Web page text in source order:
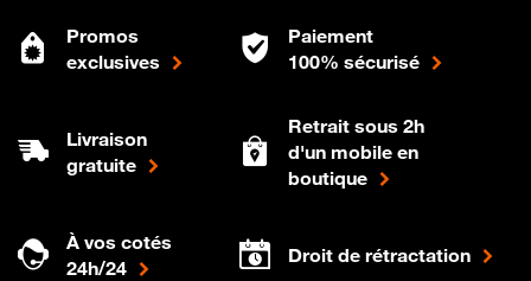
Promos
exclusives
Paiement
100% sécurisé
Livraison
gratuite
Retrait sous 2h
d'un mobile en
boutique
À vos cotés
24h/24
Droit de rétractation